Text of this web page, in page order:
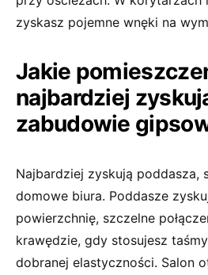
zyskasz pojemne wnęki na
Jakie
najbardziej
zabudowie
Najbardziej zyskują poddasza,
domowe biura. Poddasze
powierzchnię, szczelne
krawędzie, gdy stosujesz
dobranej elastyczności. Salon